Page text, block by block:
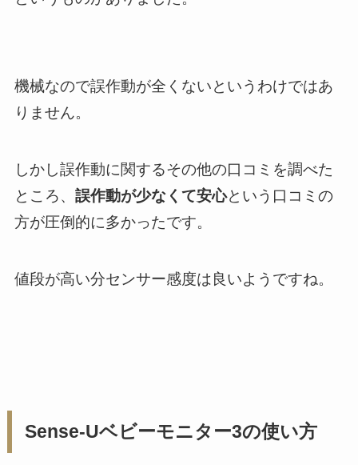
機械なので誤作動が全くないというわけではあ
りません。
しかし誤作動に関するその他の口コミを調べた
ところ、 誤作動が少なくて安心という口コミの
方が圧倒的に多かったです。
値段が高い分センサー感度は良いようですね。
Sense-Uベビーモニター3の使い方